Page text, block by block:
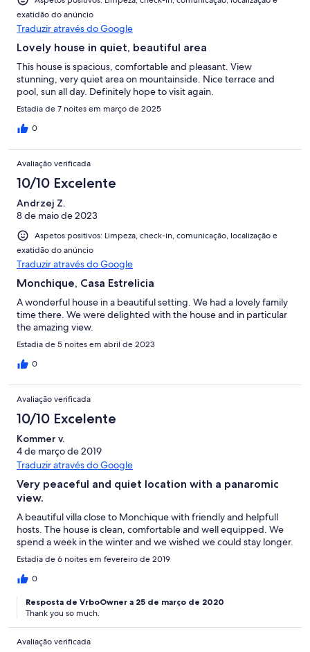
exatidão do anúncio
Traduzir através do Google
Lovely house in quiet, beautiful area
This house is spacious, comfortable and pleasant. View
stunning, very quiet area on mountainside. Nice terrace and
pool, sun all day. Definitely hope to visit again.
Estadia de 7 noites em março de 2025
0
Avaliação verificada
10/10 Excelente
Andrzej Z.
8 de maio de 2023
Aspetos positivos: Limpeza, check-in, comunicação, localização e
exatidão do anúncio
Traduzir através do Google
Monchique, Casa Estrelicia
A wonderful house in a beautiful setting. We had a lovely family
time there. We were delighted with the house and in particular
the amazing view.
Estadia de 5 noites em abril de 2023
0
Avaliação verificada
10/10 Excelente
Kommer v.
4 de março de 2019
Traduzir através do Google
Very peaceful and quiet location with a panaromic
view.
A beautiful villa close to Monchique with friendly and helpfull
hosts. The house is clean, comfortable and well equipped. We
spend a week in the winter and we wished we could stay longer.
Estadia de 6 noites em fevereiro de 2019
0
Resposta de VrboOwner a 25 de março de 2020
Thank you so much.
Avaliação verificada